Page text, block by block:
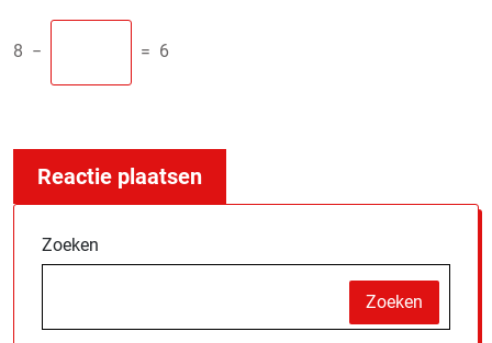
8 − = 6
Zoeken
Zoeken